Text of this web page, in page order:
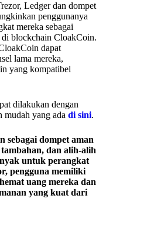
Ledger dan dompet
penggunanya
mereka sebagai
blockchain CloakCoin.
dapat
lama mereka,
yang kompatibel
dilakukan dengan
mudah yang ada di sini.
sebagai dompet aman
dan alih-alih
untuk perangkat
pengguna memiliki
uang mereka dan
yang kuat dari